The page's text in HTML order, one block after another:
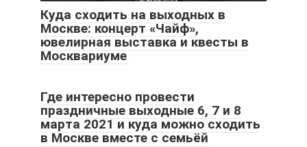
Куда сходить на выходных в
Москве: концерт «Чайф»,
ювелирная выставка и квесты в
Москвариуме
Где интересно провести
праздничные выходные 6, 7 и 8
марта 2021 и куда можно сходить
в Москве вместе с семьёй